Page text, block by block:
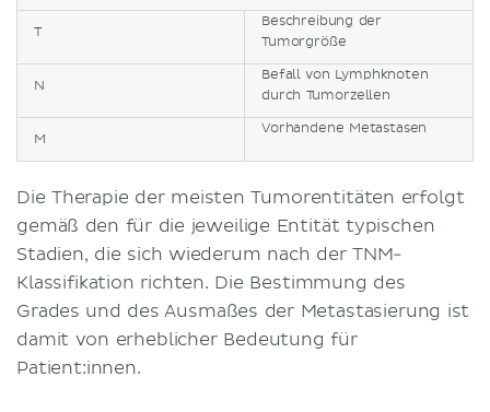
T
Beschreibung der
Tumorgröße
N
Befall von Lymphknoten
durch Tumorzellen
M
Vorhandene Metastasen
Die Therapie der meisten Tumorentitäten erfolgt
gemäß den für die jeweilige Entität typischen
Stadien, die sich wiederum nach der TNM-
Klassifikation richten. Die Bestimmung des
Grades und des Ausmaßes der Metastasierung ist
damit von erheblicher Bedeutung für
Patient:innen.